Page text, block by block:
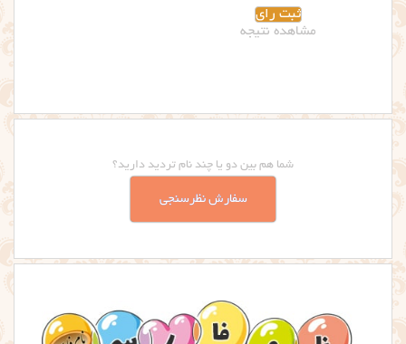
شما هم بین دو یا چند نام تردید دارید؟
سفارش نظرسنجی